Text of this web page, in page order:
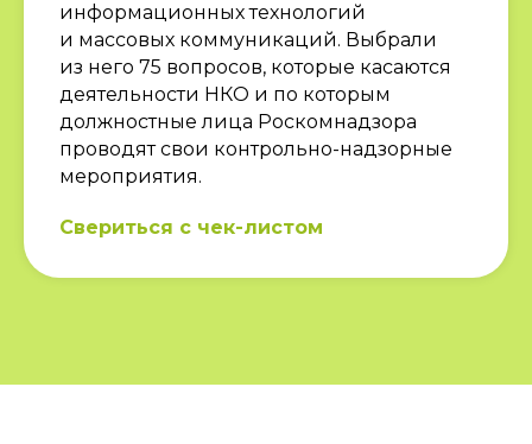
информационных технологий
и массовых коммуникаций. Выбрали
из него 75 вопросов, которые касаются
деятельности НКО и по которым
должностные лица Роскомнадзора
проводят свои контрольно-надзорные
мероприятия.
Свериться с чек-листом
TELEGRAM